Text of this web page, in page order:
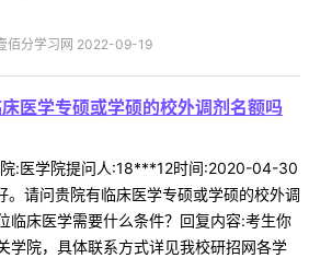
佰分学习网 2022-09-19
医学专硕或学硕的校外调剂名额吗
:医学院提问人:18***12时间:2020-04-30
。请问贵院有临床医学专硕或学硕的校外调
临床医学需要什么条件？回复内容:考生你
学院，具体联系方式详见我校研招网各学